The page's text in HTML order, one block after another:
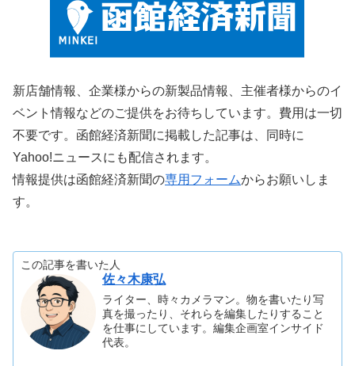
新店舗情報、企業様からの新製品情報、主催者様からのイ
ベント情報などのご提供をお待ちしています。費用は一切
不要です。函館経済新聞に掲載した記事は、同時に
Yahoo!ニュースにも配信されます。
情報提供は函館経済新聞の専用フォームからお願いしま
す。
この記事を書いた人
佐々木康弘
ライター、時々カメラマン。物を書いたり写
真を撮ったり、それらを編集したりすること
を仕事にしています。編集企画室インサイド
代表。